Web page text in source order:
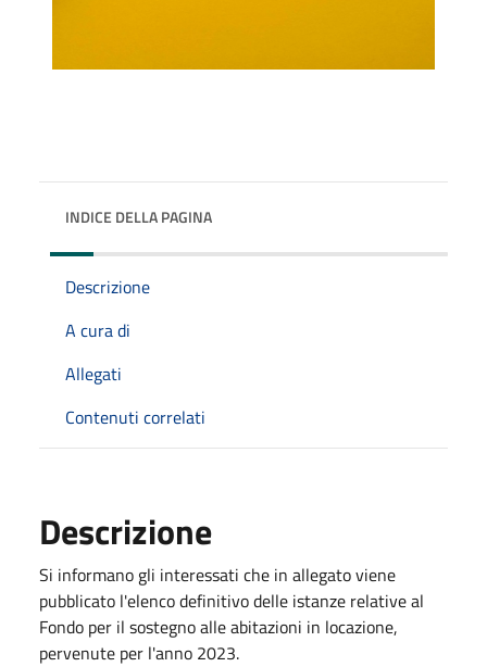
INDICE DELLA PAGINA
Descrizione
A cura di
Allegati
Contenuti correlati
Descrizione
Si informano gli interessati che in allegato viene
pubblicato l'elenco definitivo delle istanze relative al
Fondo per il sostegno alle abitazioni in locazione,
pervenute per l'anno 2023.